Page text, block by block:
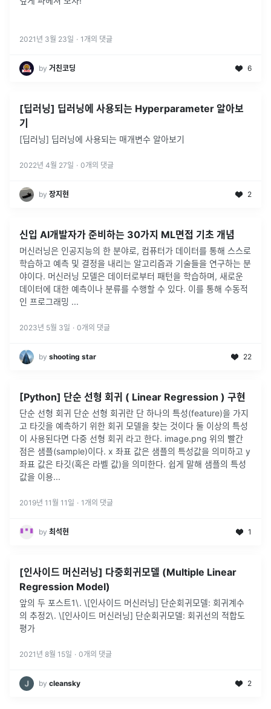
2021년 3월 23일 · 1 개의 댓글
by 거친코딩 6
[딥러닝] 딥러닝에 사용되는 Hyperparameter 알아보
기
[딥러닝] 딥러닝에 사용되는 매개변수 알아보기
2022년 4월 27일 · 0개의 댓글
by 장지현 2
신입 AI개발자가 준비하는 30가지 ML면접 기초 개념
머신러닝은 인공지능의 한 분야로, 컴퓨터가 데이터를 통해 스스로
학습하고 예측 및 결정을 내리는 알고리즘과 기술들을 연구하는 분
야이다. 머신러닝 모델은 데이터로부터 패턴을 학습하며, 새로운
데이터에 대한 예측이나 분류를 수행할 수 있다. 이를 통해 수동적
인 프로그래밍 ...
2023년 5월 3일 · 0개의 댓글
by shooting star 22
[Python] 단순 선형 회귀 ( Linear Regression ) 구현
단순 선형 회귀 단순 선형 회귀란 단 하나의 특성(feature)을 가지
고 타깃을 예측하기 위한 회귀 모델을 찾는 것이다 둘 이상의 특성
이 사용된다면 다중 선형 회귀 라고 한다. image.png 위의 빨간
점은 샘플(sample)이다. x 좌표 값은 샘플의 특성값을 의미하고 y
좌표 값은 타깃(혹은 라벨 값)을 의미한다. 쉽게 말해 샘플의 특성
값을 이용...
2019년 11월 11일 · 1 개의 댓글
by 최석현 1
[인사이드 머신러닝] 다중회귀모델 (Multiple Linear
Regression Model)
앞의 두 포스트1\. \[인사이드 머신러닝] 단순회귀모델: 회귀계수
의 추정2\. \[인사이드 머신러닝] 단순회귀모델: 회귀선의 적합도
평가
2021년 8월 15일 · 0개의 댓글
by cleansky 2